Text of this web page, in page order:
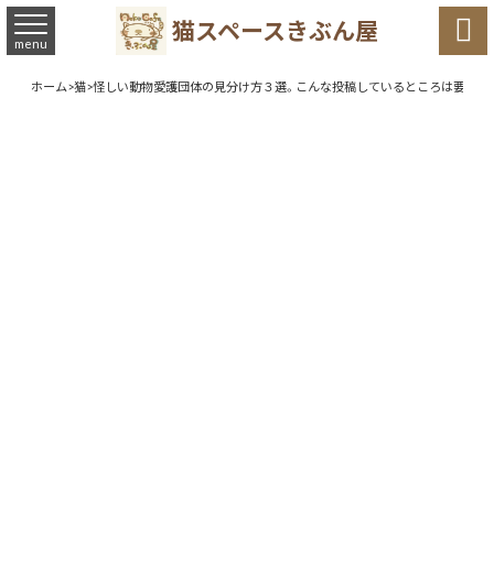
猫スペースきぶん屋
menu 
ホーム>猫>怪しい動物愛護団体の見分け方３選。こんな投稿しているところは要注意